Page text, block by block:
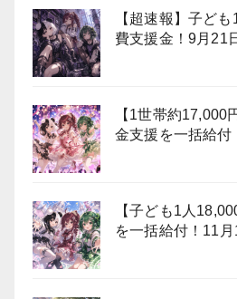
【超速報】子ど
費支援金！9月21
【1世帯約17,000
金支援を一括給付
【子ども1人
を一括給付！11